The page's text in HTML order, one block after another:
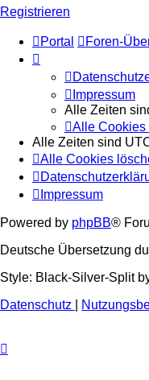
Registrieren
Portal Foren-
Impressum
Alle Zeiten
Alle Cookies
Alle Zeiten sind
Alle Cookies
Impressum
Powered by phpBB®
Deutsche Übersetzung
Style: Black-Silver-Split
Datenschutz